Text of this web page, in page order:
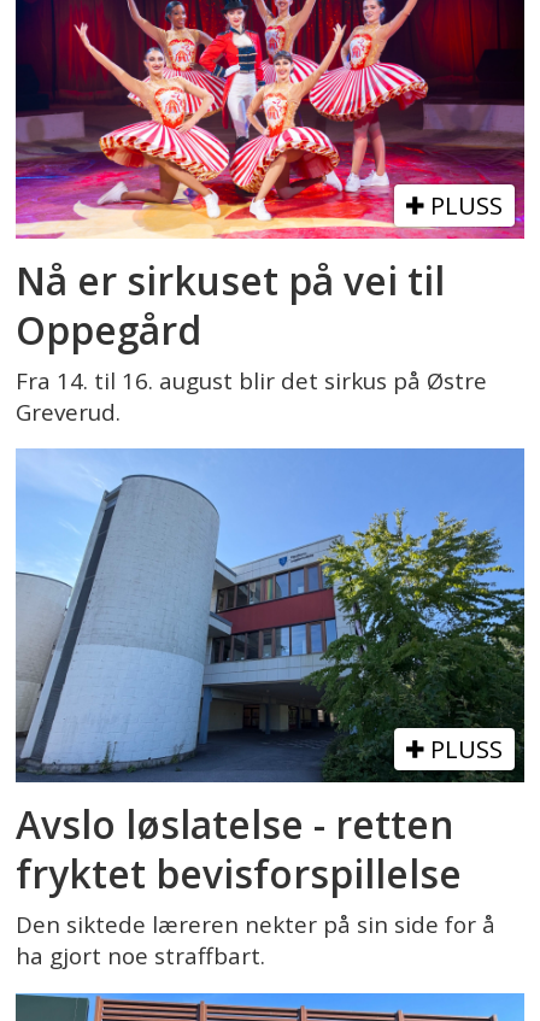
PLUSS
Nå er sirkuset på vei til
Oppegård
Fra 14. til 16. august blir det sirkus på Østre
Greverud.
PLUSS
Avslo løslatelse - retten
fryktet bevisforspillelse
Den siktede læreren nekter på sin side for å
ha gjort noe straffbart.